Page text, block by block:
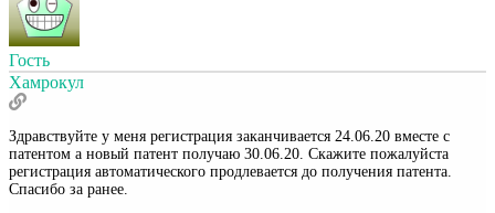
Гость
Хамрокул
Здравствуйте у меня регистрация заканчивается 24.06.20 вместе с
патентом а новый патент получаю 30.06.20. Скажите пожалуйста
регистрация автоматического продлевается до получения патента.
Спасибо за ранее.